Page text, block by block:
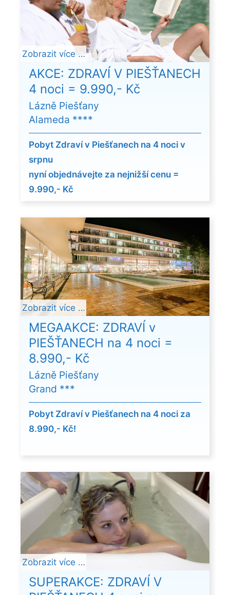
AKCE: ZDRAVÍ V PIEŠŤANECH
4 noci = 9.990,- Kč
Lázně Piešťany
Alameda ****
Pobyt Zdraví v Piešťanech na 4 noci v
srpnu
nyní objednávejte za nejnižší cenu =
9.990,- Kč
Zobrazit více …
MEGAAKCE: ZDRAVÍ v
PIEŠŤANECH na 4 noci =
8.990,- Kč
Lázně Piešťany
Grand ***
Pobyt Zdraví v Piešťanech na 4 noci za
8.990,- Kč!
Zobrazit více …
SUPERAKCE: ZDRAVÍ V
Zobrazit více …